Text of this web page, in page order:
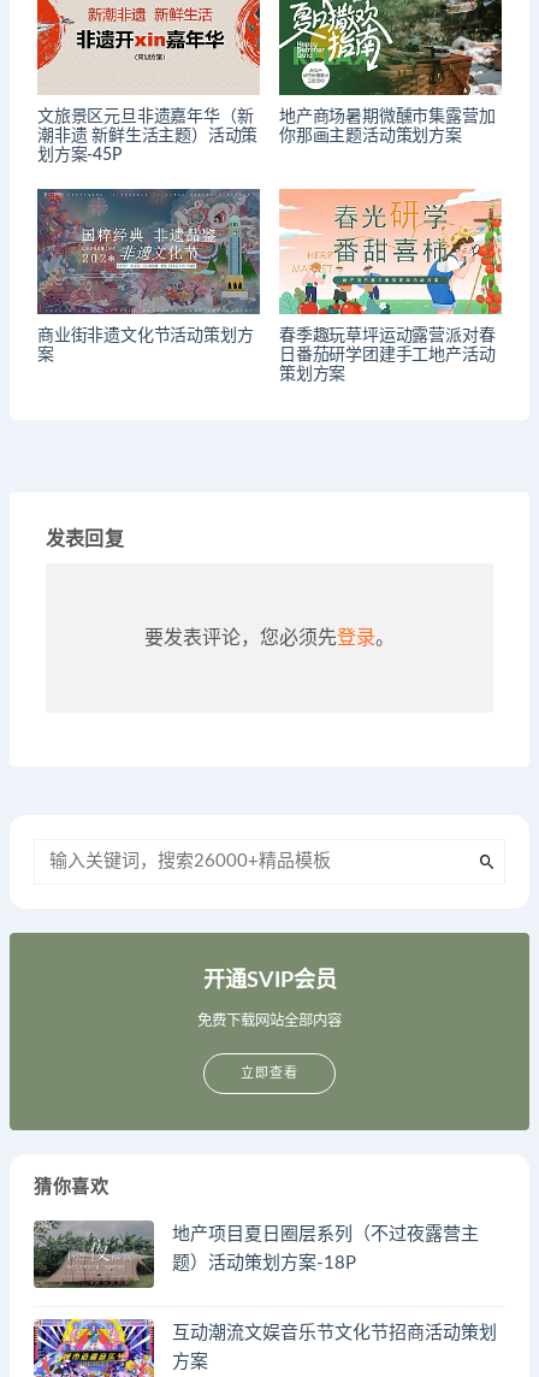
文旅景区元旦非遗嘉年华（新
潮非遗 新鲜生活主题）活动策
划方案-45P
地产商场暑期微醺市集露营加
你那画主题活动策划方案
商业街非遗文化节活动策划方
案
春季趣玩草坪运动露营派对春
日番茄研学团建手工地产活动
策划方案
发表回复
要发表评论，您必须先登录。
开通SVIP会员
免费下载网站全部内容
立即查看
猜你喜欢
地产项目夏日圈层系列（不过夜露营主
题）活动策划方案-18P
互动潮流文娱音乐节文化节招商活动策划
方案